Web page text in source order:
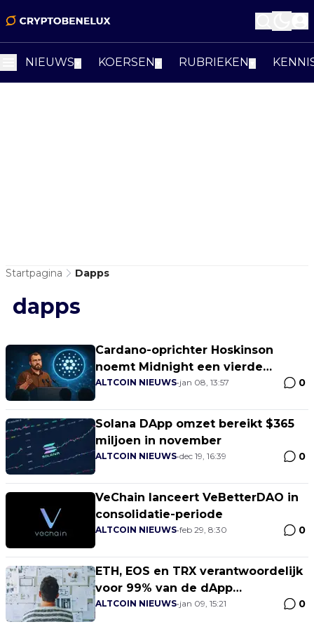
NIEUWS KOERSEN RUBRIEKEN
Startpagina Dapps
dapps
Cardano-oprichter Hoskinson
noemt Midnight een vierde
generatie blockchain
ALTCOIN NIEUWS•jan 08, 13:57 0
Solana DApp omzet bereikt $365
miljoen in november
ALTCOIN NIEUWS•dec 19, 16:39 0
VeChain lanceert VeBetterDAO in
consolidatie-periode
ALTCOIN NIEUWS•feb 29, 8:30 0
ETH, EOS en TRX verantwoordelijk
voor 99% van de dApp
transactievolume
ALTCOIN NIEUWS•jan 09, 15:21 0